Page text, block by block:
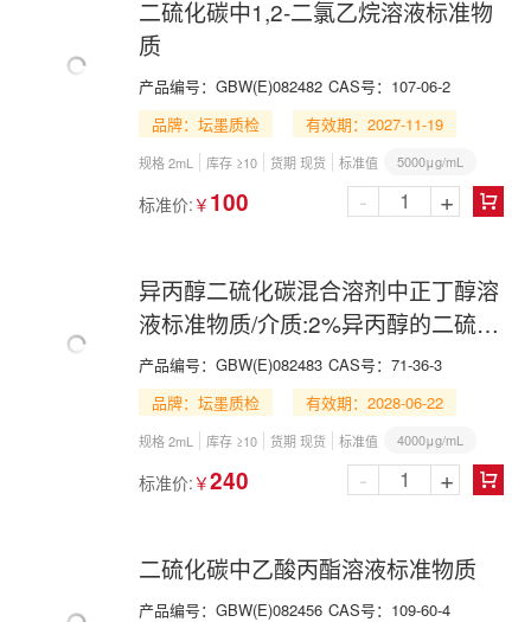
二硫化碳中1,2-二氯乙烷溶液标准物
质
产品编号： GBW(E)082482 CAS号： 107-06-2
品牌：坛墨质检
有效期：2027-11-19
规格 2mL 库存 ≥10 货期 现货 标准值 5000μg/mL
标准价: ￥ 100 
- +
异丙醇二硫化碳混合溶剂中正丁醇溶
液标准物质/介质:2%异丙醇的二硫化
碳
产品编号： GBW(E)082483 CAS号： 71-36-3
品牌：坛墨质检
有效期：2028-06-22
规格 2mL 库存 ≥10 货期 现货 标准值 4000μg/mL
标准价: ￥240 
- +
二硫化碳中乙酸丙酯溶液标准物质
产品编号： GBW(E)082456 CAS号： 109-60-4